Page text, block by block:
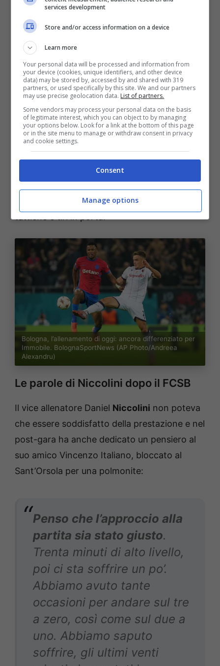
più impiegati in Romania,
esercitazioni tattiche per gli
altri, con prove di
conclusioni a rete.
Allenamento differenziato
per Ciro Immobile.
Lefatiche europeegiocheranno un ruolo
fondamentale nel prossimo Derby
dell’Appennino e per questo i più impiegati ieri
defaticamento. Per gli altri esercitazioni
tattiche e tiri in porta.
Bologna, l’allenamento di oggi: ancora differenziato per
Immobile. BolognaSportNews (AP Photo/Andreea
Alexandru)
Le parole di Niccolini dopo il FCSB
Il vice allenatore Daniel Niccolini non poteva
che essere soddisfatto della prestazione e nel
post-gara ha anche dedicato un pensiero al
suo amico Vincenzo Italiano, bloccato al
Sant’Orsola per una polmonite:
Penso che l’approccio alla
partita sia stato giusto.
Trenta minuti di alto livello,
poi ci sta soffrire un po’.
Abbiamo avuto tante
occasioni per andare sul tre
a zero, così come sul due a
uno. Abbiamo saputo
soffrire, gli ultimi venti
services development
Store and/or access information on a device
Learn more
Your personal data will be processed and information from
your device (cookies, unique identifiers, and other device
data) may be stored by, accessed by and shared with 319
partners, or used specifically by this site. We and our partners
may use precise geolocation data. List of partners.
Some vendors may process your personal data on the basis
of legitimate interest, which you can object to by managing
your options below. Look for a link at the bottom of this page
or in the site menu to manage or withdraw consent in privacy
and cookie settings.
Consent
Manage options